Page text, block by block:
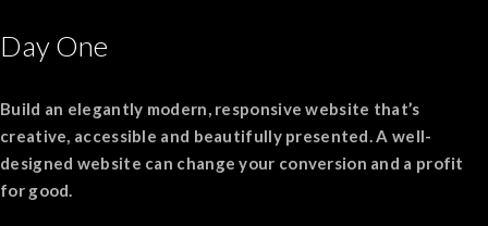
Day One
Build an elegantly modern, responsive website that’s
creative, accessible and beautifully presented. A well-
designed website can change your conversion and a profit
for good.